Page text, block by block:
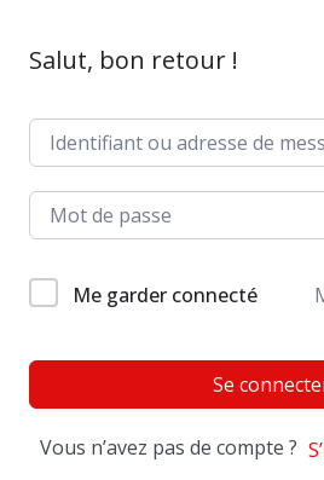
Salut, bon retour !
Me garder connecté
Se
Vous n’avez pas de compte ?